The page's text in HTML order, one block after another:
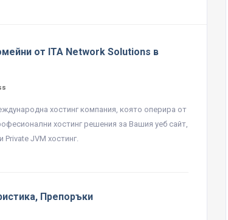
от ITA Network Solutions в
хостинг компания, която оперира от
хостинг решения за Вашия уеб сайт,
Private JVM хостинг.
Препоръки